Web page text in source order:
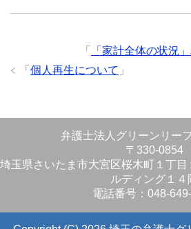
「 「家計全体の状況
「 個人再生について 」
弁護士法人グリーンリー
〒330-0854
埼玉県さいたま市大宮区桜木町１丁
ルディング１４
電話番号：048-